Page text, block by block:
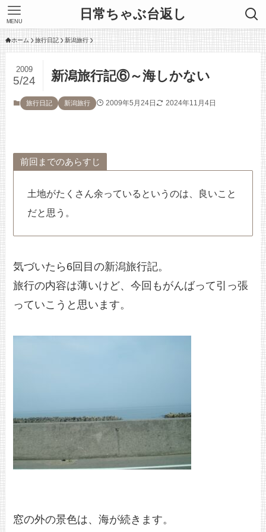
日常ちゃぶ台返し
MENU
ホーム 旅行日記 新潟旅行
新潟旅行記⑥～海しかない
2009
5/24
旅行日記 新潟旅行 2009年5月24日 2024年11月4日
前回までのあらすじ
土地がたくさん余っているというのは、良いこと
だと思う。
気づいたら6回目の新潟旅行記。
旅行の内容は薄いけど、今回もがんばって引っ張
っていこうと思います。
窓の外の景色は、海が続きます。